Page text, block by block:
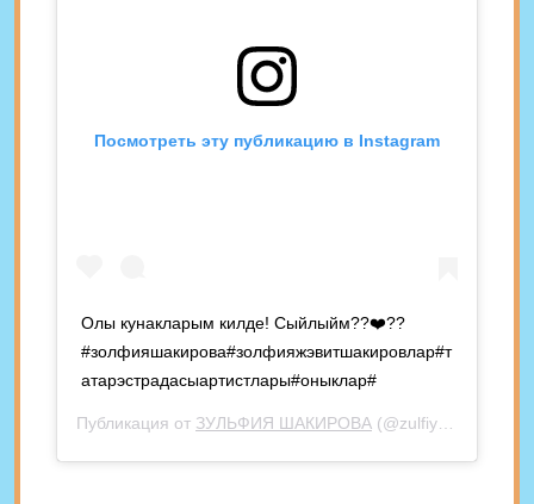
Посмотреть эту публикацию в Instagram
Олы кунакларым килде! Сыйлыйм??❤️??
#золфияшакирова#золфияжэвитшакировлар#т
атарэстрадасыартистлары#оныклар#
Публикация от ЗУЛЬФИЯ ШАКИРОВА (@zulfiya_shakirova_official)